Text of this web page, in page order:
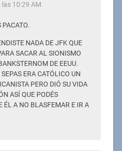
10:29 AM
PACATO.
NADA DE JFK QUE
SACAR AL SIONISMO
DE EEUU.
ERA CATÓLICO UN
PERO DIÓ SU VIDA
ASÍ QUE PODÉS
ÉL A NO BLASFEMAR E IR A